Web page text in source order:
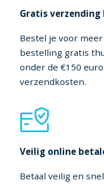
Gratis verzending
Bestel je voor
bestelling gratis
onder de €150
verzendkosten.
Veilig online
Betaal veilig en